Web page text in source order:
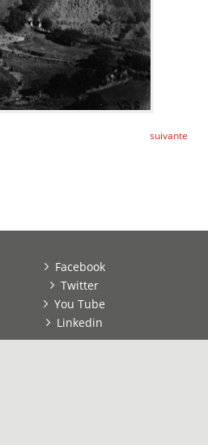
suivante
Facebook
Twitter
You Tube
Linkedin